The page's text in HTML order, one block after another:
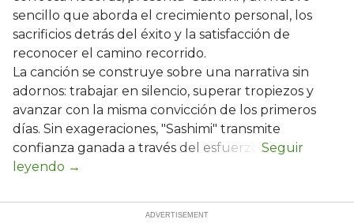
sencillo que aborda el crecimiento personal, los
sacrificios detrás del éxito y la satisfacción de
reconocer el camino recorrido.
La canción se construye sobre una narrativa sin
adornos: trabajar en silencio, superar tropiezos y
avanzar con la misma convicción de los primeros
días. Sin exageraciones, "Sashimi" transmite
confianza ganada a través del esfuerzo.